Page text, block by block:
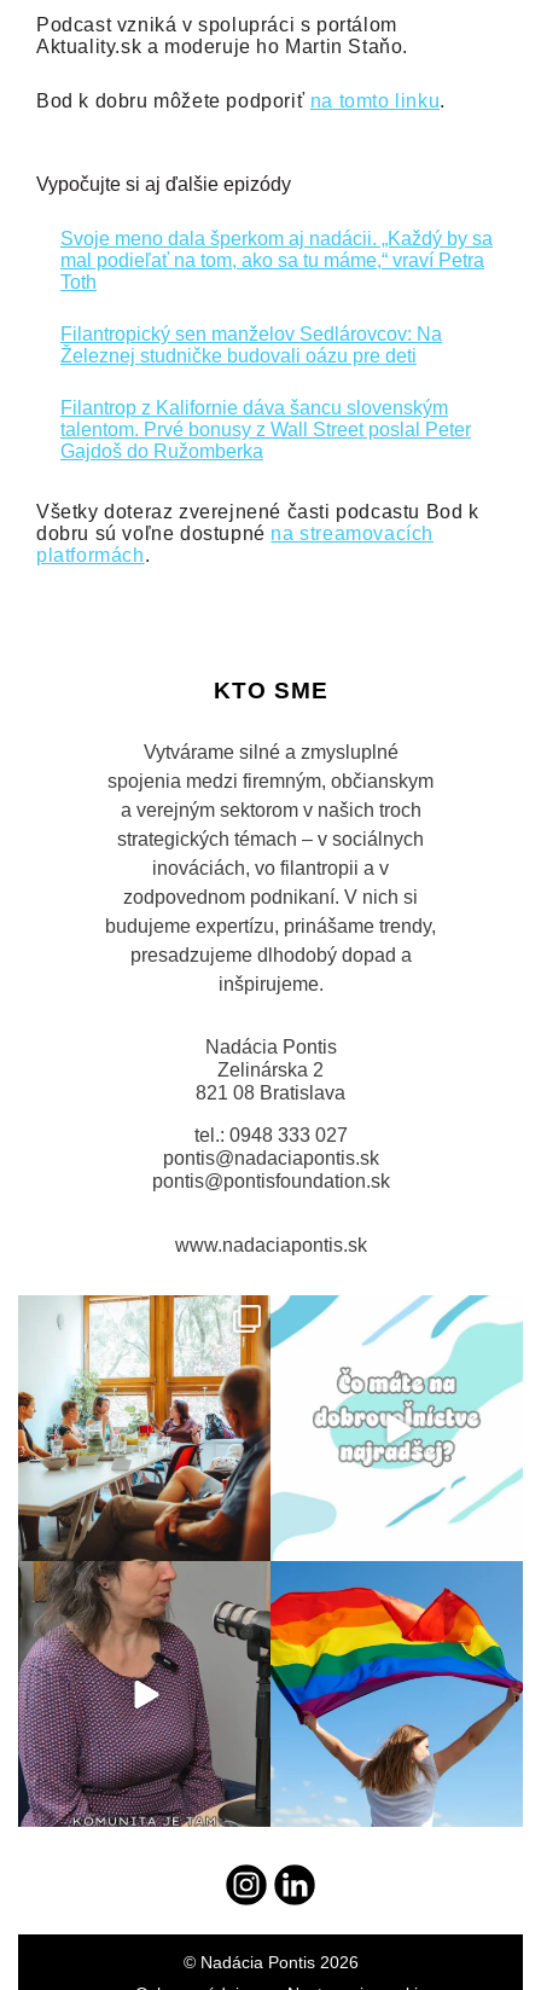
Podcast vzniká v spolupráci s portálom
Aktuality.sk a moderuje ho Martin Staňo.
Bod k dobru môžete podporiť na tomto linku.
Vypočujte si aj ďalšie epizódy
Svoje meno dala šperkom aj nadácii. „Každý by sa
mal podieľať na tom, ako sa tu máme,“ vraví Petra
Toth
Filantropický sen manželov Sedlárovcov: Na
Železnej studničke budovali oázu pre deti
Filantrop z Kalifornie dáva šancu slovenským
talentom. Prvé bonusy z Wall Street poslal Peter
Gajdoš do Ružomberka
Všetky doteraz zverejnené časti podcastu Bod k
dobru sú voľne dostupné na streamovacích
platformách.
KTO SME
Vytvárame silné a zmysluplné
spojenia medzi firemným, občianskym
a verejným sektorom v našich troch
strategických témach – v sociálnych
inováciách, vo filantropii a v
zodpovednom podnikaní. V nich si
budujeme expertízu, prinášame trendy,
presadzujeme dlhodobý dopad a
inšpirujeme.
Nadácia Pontis
Zelinárska 2
821 08 Bratislava
tel.: 0948 333 027
pontis@nadaciapontis.sk
pontis@pontisfoundation.sk
www.nadaciapontis.sk
© Nadácia Pontis 2026